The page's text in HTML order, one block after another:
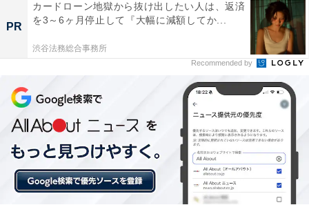
PR
カードローン地獄から抜け出したい人は、返済
を3～6ヶ月停止して『大幅に減額してか...
渋谷法務総合事務所
Recommended by